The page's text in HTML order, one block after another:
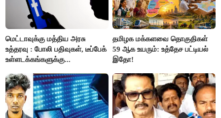
மெட்டாவுக்கு மத்திய அரசு
உத்தரவு : போலி பதிவுகள், டீப்பேக்
உள்ளடக்கங்களுக்கு...
தமிழக மக்களவை தொகுதிகள்
59 ஆக உயரும்: உத்தேச பட்டியல்
இதோ!